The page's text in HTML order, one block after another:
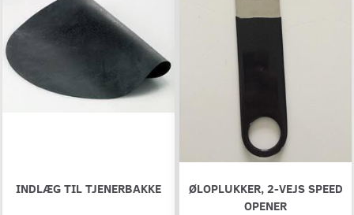
INDLÆG TIL TJENERBAKKE
ØLOPLUKKER, 2-VEJS SPEED
OPENER